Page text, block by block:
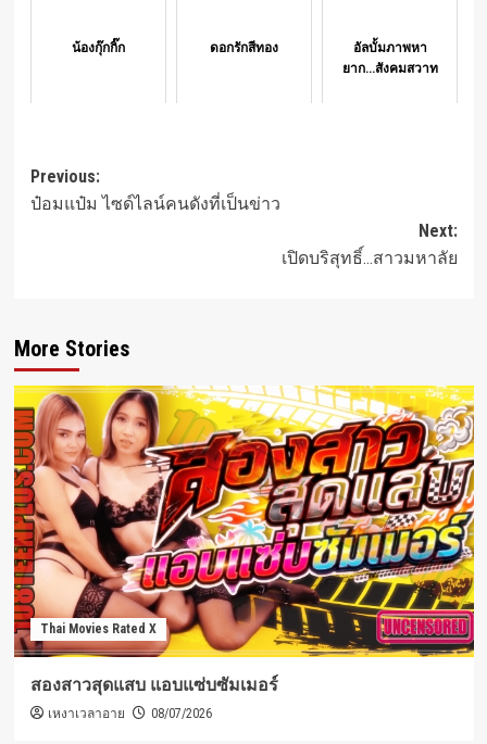
น้องกุ๊กกิ๊ก ดอกรักสีทอง
อัลบั้มภาพหา
ยาก...สังคมสวาท
Post
navigation
Previous:
ป๋อมแป๋ม ไซด์ไลน์คนดังที่เป็นข่าว
Next:
เปิดบริสุทธิ์…สาวมหาลัย
More Stories
Thai Movies Rated X
สองสาวสุดแสบ แอบแซ่บซัมเมอร์
เหงาเวลาอาย 08/07/2026